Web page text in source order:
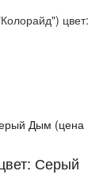
цвет:
Серый